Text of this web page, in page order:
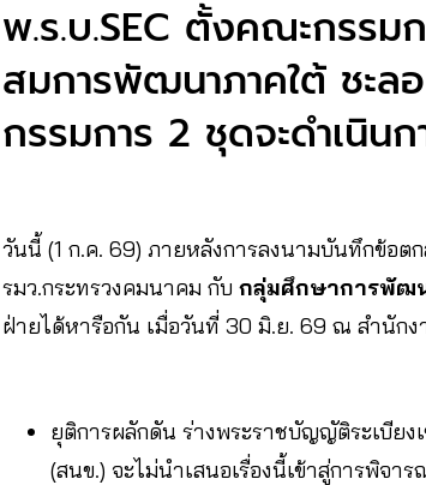
พ.ร.บ.SEC ตั้งคณะกรรม
สมการพัฒนาภาคใต้ ชะล
กรรมการ 2 ชุดจะดำเนิน
วันนี้ (1 ก.ค. 69) ภายหลังการลงนามบันทึกข้อตก
รมว.กระทรวงคมนาคม กับ กลุ่มศึกษาการพัฒน
ฝ่ายได้หารือกัน เมื่อวันที่ 30 มิ.ย. 69 ณ สำนัก
ยุติการผลักดัน ร่างพระราชบัญญัติระเบีย
(สนข.) จะไม่นำเสนอเรื่องนี้เข้าสู่การพิจา